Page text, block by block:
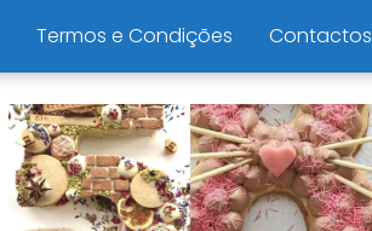
Termos e Condições Contactos